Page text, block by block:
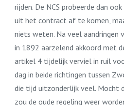
rijden. De NCS probeerde dan
uit het contract af te komen,
niets weten. Na veel aandringen
in 1892 aarzelend akkoord met
artikel 4 tijdelijk verviel in ruil
dag in beide richtingen tussen
die tijd uitzonderlijk veel. Mocht
zou de oude regeling weer